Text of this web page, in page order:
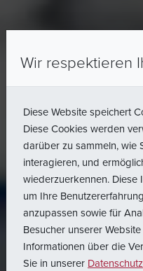
Wir respektieren
Diese Website speichert
Diese Cookies werden
darüber zu sammeln, wie
interagieren, und
wiederzuerkennen. Diese
um Ihre
anzupassen sowie für
Besucher unserer
Informationen über die
Sie in unserer Datenschutz